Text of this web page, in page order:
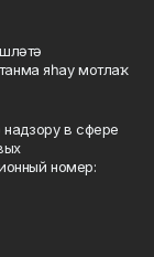
яһау мотлаҡ.
в сфере
номер: